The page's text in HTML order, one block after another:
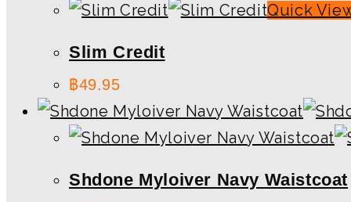
Quick
Slim Credit
฿49.95
Shdone Myloiver Navy Waistcoat